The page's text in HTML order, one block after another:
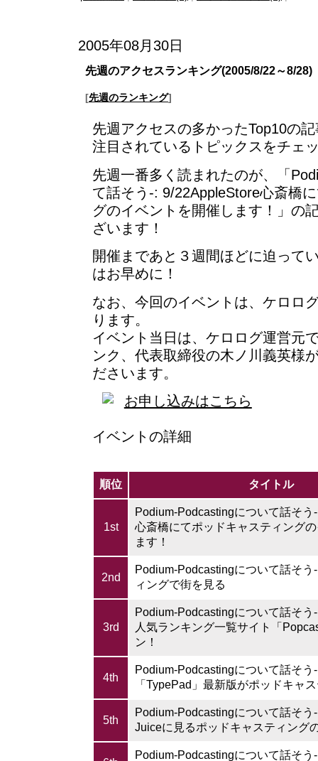
2005年08月30日
先週のアクセスランキング(2005/8/22～8/28)
[先週のランキング]
先週アクセスの多かったTop10の
注目されているトピックスをチェ
先週一番多く読まれたのが、「
て話そう-: 9/22AppleStore心斎橋
グのイベントを開催します！」の
ざいます！
開催まであと３週間ほどに迫って
はお早めに！
なお、今回のイベントは、ケロロ
ります。
イベント当日は、ケロログ運営元
ンク、代表取締役の木ノ川義英様
ださいます。
お申し込みはこちら
イベントの詳細
順位 タイトル
1st
Podium-Podcastingについて話そう
心斎橋にてポッドキャスティング
ます！
2nd
Podium-Podcastingについて話そう
ィングで街を見る
3rd
Podium-Podcastingについて話そう
人気ランキング一覧サイト「
ン！
4th
Podium-Podcastingについて話そう
「TypePad」最新版がポッドキャ
5th
Podium-Podcastingについて話そう
Juiceに見るポッドキャスティング
Podium-Podcastingについて話そう